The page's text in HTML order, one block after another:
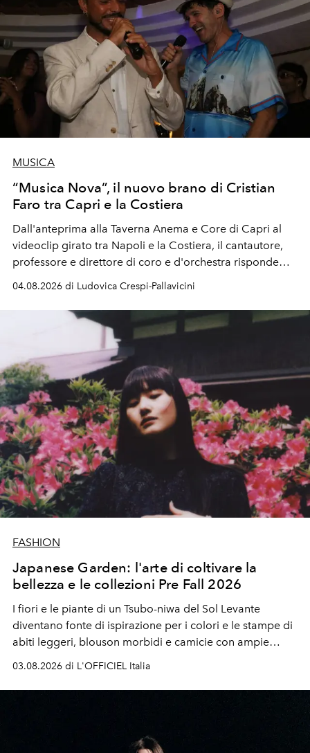
MUSICA
“Musica Nova”, il nuovo brano di Cristian
Faro tra Capri e la Costiera
Dall'anteprima alla Taverna Anema e Core di Capri al
videoclip girato tra Napoli e la Costiera, il cantautore,
professore e direttore di coro e d'orchestra risponde
04.08.2026 di Ludovica Crespi-Pallavicini
FASHION
Japanese Garden: l'arte di coltivare la
bellezza e le collezioni Pre Fall 2026
I fiori e le piante di un Tsubo-niwa del Sol Levante
diventano fonte di ispirazione per i colori e le stampe di
abiti leggeri, blouson morbidi e camicie con ampie
03.08.2026 di L'OFFICIEL Italia